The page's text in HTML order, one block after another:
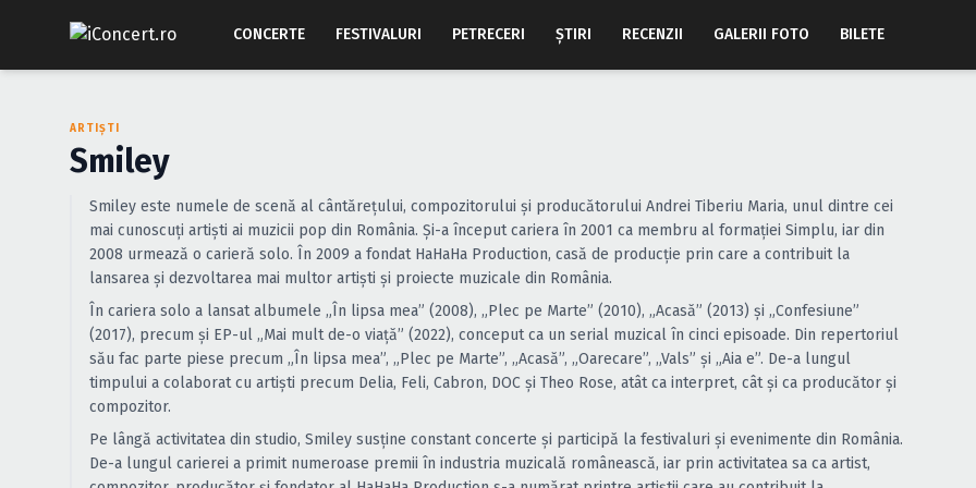
CONCERTE FESTIVALURI PETRECERI ŞTIRI RECENZII GALERII FOTO BILETE
ARTIȘTI
Smiley
Smiley este numele de scenă al cântărețului, compozitorului și producătorului Andrei Tiberiu Maria, unul dintre cei
mai cunoscuți artiști ai muzicii pop din România. Și-a început cariera în 2001 ca membru al formației Simplu, iar din
2008 urmează o carieră solo. În 2009 a fondat HaHaHa Production, casă de producție prin care a contribuit la
lansarea și dezvoltarea mai multor artiști și proiecte muzicale din România.
În cariera solo a lansat albumele „În lipsa mea” (2008), „Plec pe Marte” (2010), „Acasă” (2013) și „Confesiune”
(2017), precum și EP-ul „Mai mult de-o viață” (2022), conceput ca un serial muzical în cinci episoade. Din repertoriul
său fac parte piese precum „În lipsa mea”, „Plec pe Marte”, „Acasă”, „Oarecare”, „Vals” și „Aia e”. De-a lungul
timpului a colaborat cu artiști precum Delia, Feli, Cabron, DOC și Theo Rose, atât ca interpret, cât și ca producător și
compozitor.
Pe lângă activitatea din studio, Smiley susține constant concerte și participă la festivaluri și evenimente din România.
De-a lungul carierei a primit numeroase premii în industria muzicală românească, iar prin activitatea sa ca artist,